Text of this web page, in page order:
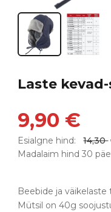
Laste
9,90 €
Esialgne hind: 14,30
Madalaim hind 30
Beebide ja
Mütsil on 40g